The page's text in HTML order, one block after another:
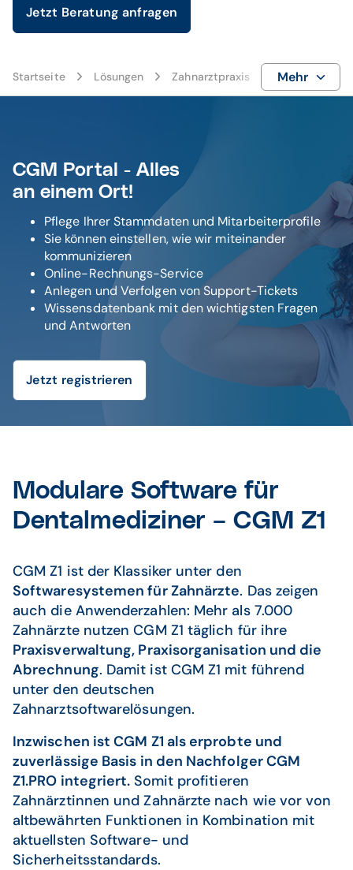
Jetzt Beratung anfragen
Startseite Lösungen Zahnarztpraxis CGM Z1
Mehr
CGM Portal - Alles
an einem Ort!
Pflege Ihrer Stammdaten und Mitarbeiterprofile
Sie können einstellen, wie wir miteinander
kommunizieren
Online-Rechnungs-Service
Anlegen und Verfolgen von Support-Tickets
Wissensdatenbank mit den wichtigsten Fragen
und Antworten
Jetzt registrieren
Modulare Software für
Dentalmediziner – CGM Z1
CGM Z1 ist der Klassiker unter den
Softwaresystemen für Zahnärzte. Das zeigen
auch die Anwenderzahlen: Mehr als 7.000
Zahnärzte nutzen CGM Z1 täglich für ihre
Praxisverwaltung, Praxisorganisation und die
Abrechnung. Damit ist CGM Z1 mit führend
unter den deutschen
Zahnarztsoftwarelösungen.
Inzwischen ist CGM Z1 als erprobte und
zuverlässige Basis in den Nachfolger CGM
Z1.PRO integriert. Somit profitieren
Zahnärztinnen und Zahnärzte nach wie vor von
altbewährten Funktionen in Kombination mit
aktuellsten Software- und
Sicherheitsstandards.